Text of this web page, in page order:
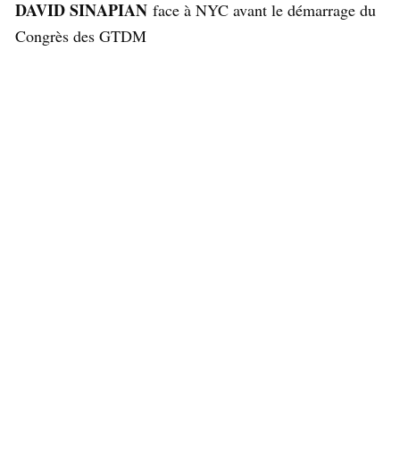
DAVID SINAPIAN face à NYC avant le démarrage du
Congrès des GTDM